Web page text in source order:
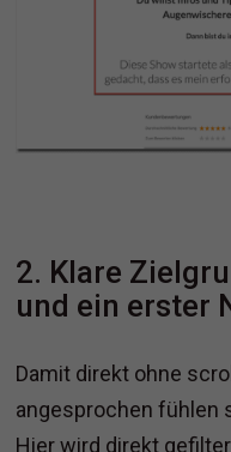
2. Klare
und ein erster
Damit direkt ohne
angesprochen fühlen
Hier wird direkt